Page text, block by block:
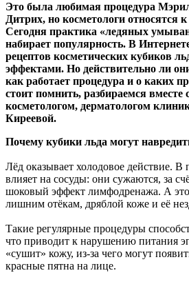
Это была любимая процедура
Дитрих, но косметологи относятся
Сегодня практика «ледяных
набирает популярность. В
рецептов косметических кубиков
эффектами. Но действительно ли
как работает процедура и о каких
стоит помнить, разбираемся вместе
косметологом, дерматологом
Киреевой.
Почему кубики льда могут
Лёд оказывает холодовое действие. В
влияет на сосуды: они сужаются, за
шоковый эффект лимфодренажа. А
лишним отёкам, дряблой коже и её
Такие регулярные процедуры
что приводит к нарушению питания
«сушит» кожу, из-за чего могут
красные пятна на лице.